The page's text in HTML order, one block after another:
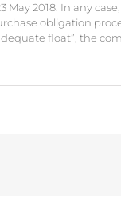
May 2018. In any
obligation
float”, the